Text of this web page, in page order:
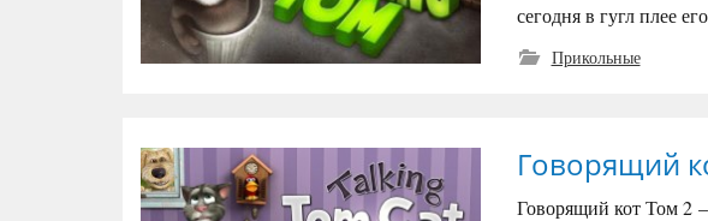
сегодня в гугл плее
Прикольные
Говорящий
Говорящий кот Том 2 –